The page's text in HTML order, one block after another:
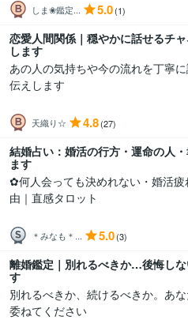
しま❀鑑定... 5.0(1)
恋愛人間関係｜穏やかに話せるチ
します
あの人の気持ちや今の流れを丁寧
伝えします
天織り☆ 4.8(27)
結婚占い：婚活の行方・運命の人
ます
✿何人会っても決めれない・婚活疲
由｜直感タロット
＊みなも＊... 5.0(3)
離婚鑑定｜別れるべきか…後悔しな
す
別れるべきか、続けるべきか。あ
委ねてください